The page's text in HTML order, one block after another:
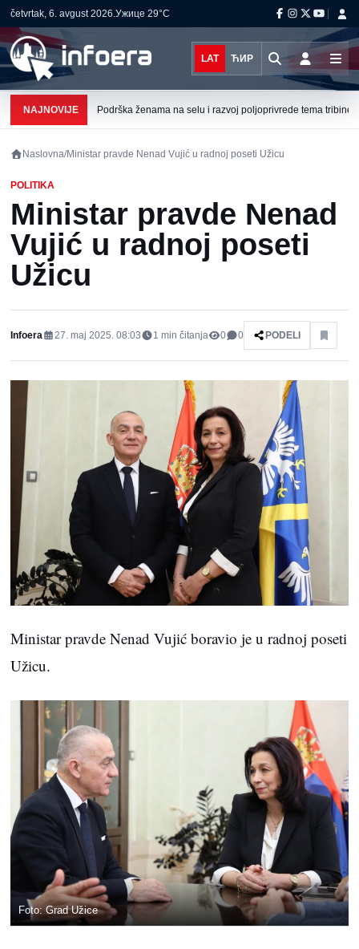
četvrtak, 6. avgust 2026.Ужице 29°C
LAT ЋИР
NAJNOVIJE Podrška ženama na selu i razvoj poljoprivrede tema tribine
Naslovna/Ministar pravde Nenad Vujić u radnoj poseti Užicu
POLITIKA
Ministar pravde Nenad
Vujić u radnoj poseti
Užicu
Infoera 27. maj 2025. 08:03 1 min čitanja 0 0 PODELI
Ministar pravde Nenad Vujić boravio je u radnoj poseti
Užicu.
Foto: Grad Užice